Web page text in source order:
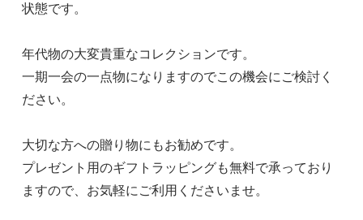
状態です。
年代物の大変貴重なコレクションです。
一期一会の一点物になりますのでこの機会にご検討く
ださい。
大切な方への贈り物にもお勧めです。
プレゼント用のギフトラッピングも無料で承っており
ますので、お気軽にご利用くださいませ。